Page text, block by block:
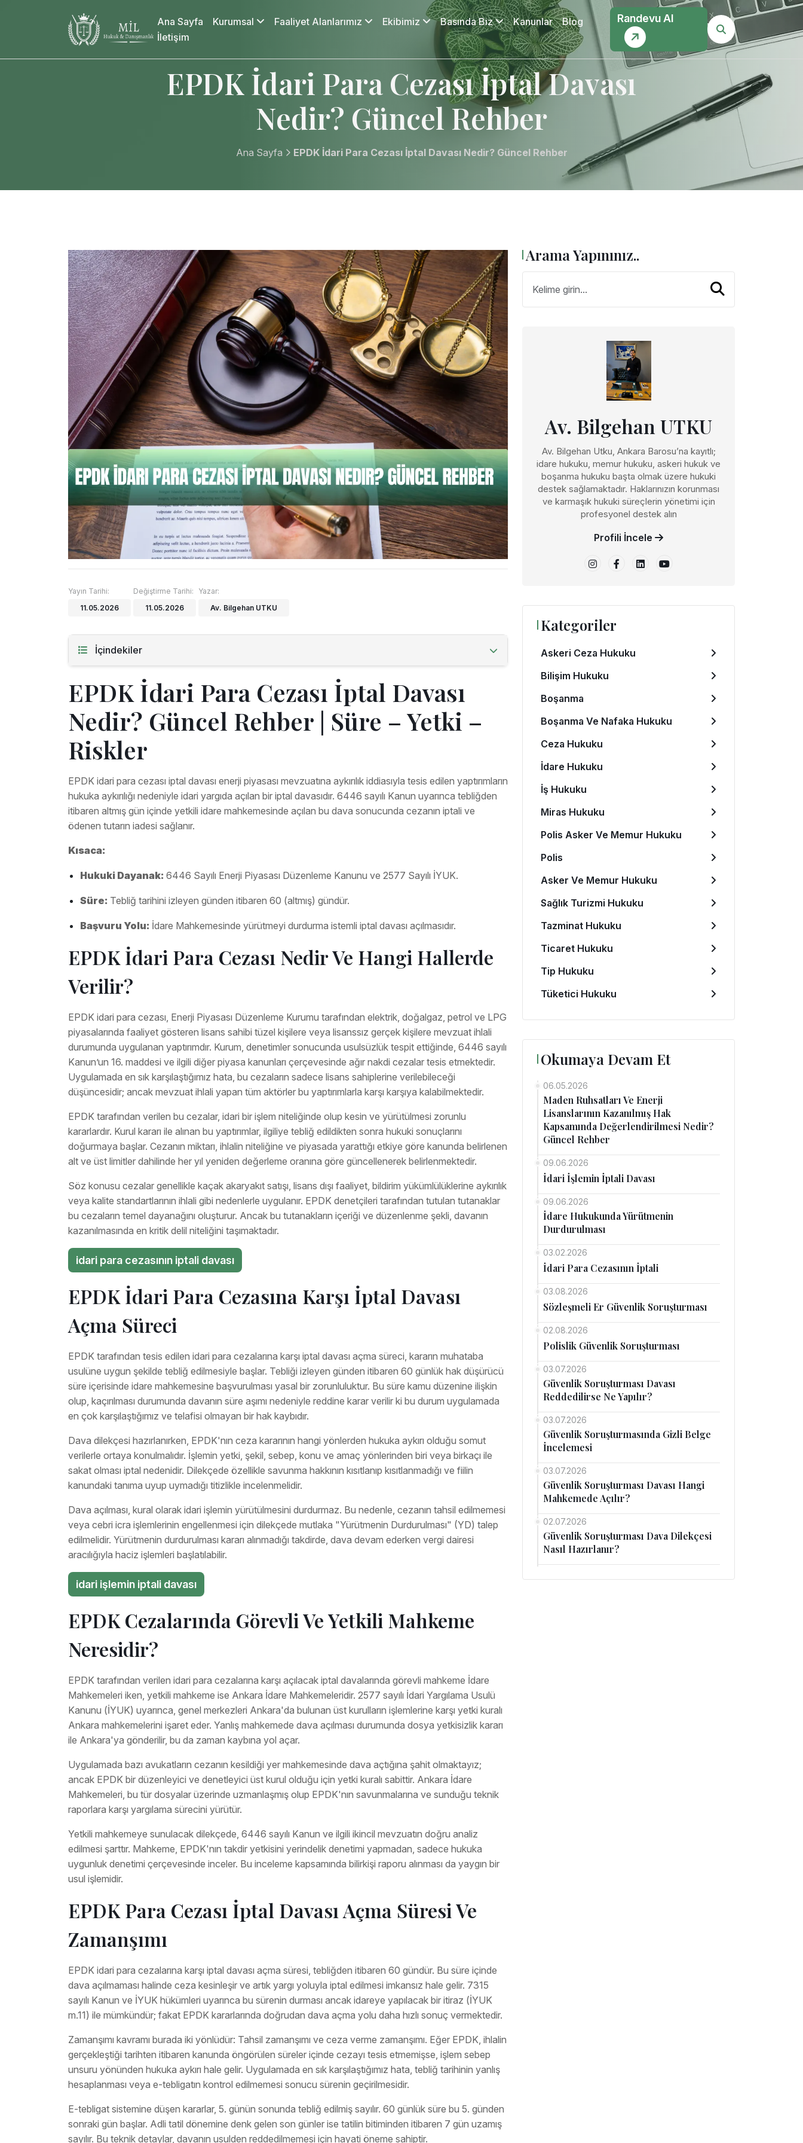
Ana Sayfa Kurumsal Faaliyet Alanlarımız Ekibimiz Basında Biz Kanunlar
Blog
İletişim
Randevu Al
EPDK İdari Para Cezası İptal Davası
Nedir? Güncel Rehber
Ana Sayfa EPDK İdari Para Cezası İptal Davası Nedir? Güncel Rehber
Yayın Tarihi:
11.05.2026
Değiştirme Tarihi:
11.05.2026
Yazar:
Av. Bilgehan UTKU
İçindekiler
EPDK İdari Para Cezası İptal Davası
Nedir? Güncel Rehber | Süre – Yetki –
Riskler
EPDK idari para cezası iptal davası enerji piyasası mevzuatına aykırılık iddiasıyla tesis edilen yaptırımların
hukuka aykırılığı nedeniyle idari yargıda açılan bir iptal davasıdır. 6446 sayılı Kanun uyarınca tebliğden
itibaren altmış gün içinde yetkili idare mahkemesinde açılan bu dava sonucunda cezanın iptali ve
ödenen tutarın iadesi sağlanır.
Kısaca:
Hukuki Dayanak: 6446 Sayılı Enerji Piyasası Düzenleme Kanunu ve 2577 Sayılı İYUK.
Süre: Tebliğ tarihini izleyen günden itibaren 60 (altmış) gündür.
Başvuru Yolu: İdare Mahkemesinde yürütmeyi durdurma istemli iptal davası açılmasıdır.
EPDK İdari Para Cezası Nedir Ve Hangi Hallerde
Verilir?
EPDK idari para cezası, Enerji Piyasası Düzenleme Kurumu tarafından elektrik, doğalgaz, petrol ve LPG
piyasalarında faaliyet gösteren lisans sahibi tüzel kişilere veya lisanssız gerçek kişilere mevzuat ihlali
durumunda uygulanan yaptırımdır. Kurum, denetimler sonucunda usulsüzlük tespit ettiğinde, 6446 sayılı
Kanun’un 16. maddesi ve ilgili diğer piyasa kanunları çerçevesinde ağır nakdi cezalar tesis etmektedir.
Uygulamada en sık karşılaştığımız hata, bu cezaların sadece lisans sahiplerine verilebileceği
düşüncesidir; ancak mevzuat ihlali yapan tüm aktörler bu yaptırımlarla karşı karşıya kalabilmektedir.
EPDK tarafından verilen bu cezalar, idari bir işlem niteliğinde olup kesin ve yürütülmesi zorunlu
kararlardır. Kurul kararı ile alınan bu yaptırımlar, ilgiliye tebliğ edildikten sonra hukuki sonuçlarını
doğurmaya başlar. Cezanın miktarı, ihlalin niteliğine ve piyasada yarattığı etkiye göre kanunda belirlenen
alt ve üst limitler dahilinde her yıl yeniden değerleme oranına göre güncellenerek belirlenmektedir.
Söz konusu cezalar genellikle kaçak akaryakıt satışı, lisans dışı faaliyet, bildirim yükümlülüklerine aykırılık
veya kalite standartlarının ihlali gibi nedenlerle uygulanır. EPDK denetçileri tarafından tutulan tutanaklar
bu cezaların temel dayanağını oluşturur. Ancak bu tutanakların içeriği ve düzenlenme şekli, davanın
kazanılmasında en kritik delil niteliğini taşımaktadır.
idari para cezasının iptali davası
EPDK İdari Para Cezasına Karşı İptal Davası
Açma Süreci
EPDK tarafından tesis edilen idari para cezalarına karşı iptal davası açma süreci, kararın muhataba
usulüne uygun şekilde tebliğ edilmesiyle başlar. Tebliği izleyen günden itibaren 60 günlük hak düşürücü
süre içerisinde idare mahkemesine başvurulması yasal bir zorunluluktur. Bu süre kamu düzenine ilişkin
olup, kaçırılması durumunda davanın süre aşımı nedeniyle reddine karar verilir ki bu durum uygulamada
en çok karşılaştığımız ve telafisi olmayan bir hak kaybıdır.
Dava dilekçesi hazırlanırken, EPDK'nın ceza kararının hangi yönlerden hukuka aykırı olduğu somut
verilerle ortaya konulmalıdır. İşlemin yetki, şekil, sebep, konu ve amaç yönlerinden biri veya birkaçı ile
sakat olması iptal nedenidir. Dilekçede özellikle savunma hakkının kısıtlanıp kısıtlanmadığı ve fiilin
kanundaki tanıma uyup uymadığı titizlikle incelenmelidir.
Dava açılması, kural olarak idari işlemin yürütülmesini durdurmaz. Bu nedenle, cezanın tahsil edilmemesi
veya cebri icra işlemlerinin engellenmesi için dilekçede mutlaka "Yürütmenin Durdurulması" (YD) talep
edilmelidir. Yürütmenin durdurulması kararı alınmadığı takdirde, dava devam ederken vergi dairesi
aracılığıyla haciz işlemleri başlatılabilir.
idari işlemin iptali davası
EPDK Cezalarında Görevli Ve Yetkili Mahkeme
Neresidir?
EPDK tarafından verilen idari para cezalarına karşı açılacak iptal davalarında görevli mahkeme İdare
Mahkemeleri iken, yetkili mahkeme ise Ankara İdare Mahkemeleridir. 2577 sayılı İdari Yargılama Usulü
Kanunu (İYUK) uyarınca, genel merkezleri Ankara'da bulunan üst kurulların işlemlerine karşı yetki kuralı
Ankara mahkemelerini işaret eder. Yanlış mahkemede dava açılması durumunda dosya yetkisizlik kararı
ile Ankara'ya gönderilir, bu da zaman kaybına yol açar.
Uygulamada bazı avukatların cezanın kesildiği yer mahkemesinde dava açtığına şahit olmaktayız;
ancak EPDK bir düzenleyici ve denetleyici üst kurul olduğu için yetki kuralı sabittir. Ankara İdare
Mahkemeleri, bu tür dosyalar üzerinde uzmanlaşmış olup EPDK'nın savunmalarına ve sunduğu teknik
raporlara karşı yargılama sürecini yürütür.
Yetkili mahkemeye sunulacak dilekçede, 6446 sayılı Kanun ve ilgili ikincil mevzuatın doğru analiz
edilmesi şarttır. Mahkeme, EPDK'nın takdir yetkisini yerindelik denetimi yapmadan, sadece hukuka
uygunluk denetimi çerçevesinde inceler. Bu inceleme kapsamında bilirkişi raporu alınması da yaygın bir
usul işlemidir.
EPDK Para Cezası İptal Davası Açma Süresi Ve
Zamanşımı
EPDK idari para cezalarına karşı iptal davası açma süresi, tebliğden itibaren 60 gündür. Bu süre içinde
dava açılmaması halinde ceza kesinleşir ve artık yargı yoluyla iptal edilmesi imkansız hale gelir. 7315
sayılı Kanun ve İYUK hükümleri uyarınca bu sürenin durması ancak idareye yapılacak bir itiraz (İYUK
m.11) ile mümkündür; fakat EPDK kararlarında doğrudan dava açma yolu daha hızlı sonuç vermektedir.
Zamanşımı kavramı burada iki yönlüdür: Tahsil zamanşımı ve ceza verme zamanşımı. Eğer EPDK, ihlalin
gerçekleştiği tarihten itibaren kanunda öngörülen süreler içinde cezayı tesis etmemişse, işlem sebep
unsuru yönünden hukuka aykırı hale gelir. Uygulamada en sık karşılaştığımız hata, tebliğ tarihinin yanlış
hesaplanması veya e-tebligatın kontrol edilmemesi sonucu sürenin geçirilmesidir.
E-tebligat sistemine düşen kararlar, 5. günün sonunda tebliğ edilmiş sayılır. 60 günlük süre bu 5. günden
sonraki gün başlar. Adli tatil dönemine denk gelen son günler ise tatilin bitiminden itibaren 7 gün uzamış
sayılır. Bu teknik detaylar, davanın usulden reddedilmemesi için hayati öneme sahiptir.
Arama Yapınınız..
Av. Bilgehan UTKU
Av. Bilgehan Utku, Ankara Barosu’na kayıtlı;
idare hukuku, memur hukuku, askeri hukuk ve
boşanma hukuku başta olmak üzere hukuki
destek sağlamaktadır. Haklarınızın korunması
ve karmaşık hukuki süreçlerin yönetimi için
profesyonel destek alın
Profili İncele
Kategoriler
Askeri Ceza Hukuku
Bilişim Hukuku
Boşanma
Boşanma Ve Nafaka Hukuku
Ceza Hukuku
İdare Hukuku
İş Hukuku
Miras Hukuku
Polis Asker Ve Memur Hukuku
Polis
Asker Ve Memur Hukuku
Sağlık Turizmi Hukuku
Tazminat Hukuku
Ticaret Hukuku
Tip Hukuku
Tüketici Hukuku
Okumaya Devam Et
06.05.2026
Maden Ruhsatları Ve Enerji
Lisanslarının Kazanılmış Hak
Kapsamında Değerlendirilmesi Nedir?
Güncel Rehber
09.06.2026
İdari İşlemin İptali Davası
09.06.2026
İdare Hukukunda Yürütmenin
Durdurulması
03.02.2026
İdari Para Cezasının İptali
03.08.2026
Sözleşmeli Er Güvenlik Soruşturması
02.08.2026
Polislik Güvenlik Soruşturması
03.07.2026
Güvenlik Soruşturması Davası
Reddedilirse Ne Yapılır?
03.07.2026
Güvenlik Soruşturmasında Gizli Belge
İncelemesi
03.07.2026
Güvenlik Soruşturması Davası Hangi
Mahkemede Açılır?
02.07.2026
Güvenlik Soruşturması Dava Dilekçesi
Nasıl Hazırlanır?